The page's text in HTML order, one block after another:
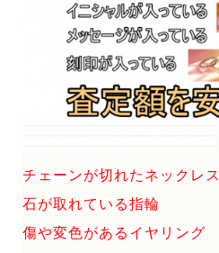
チェーンが切れたネックレス
石が取れている指輪
傷や変色があるイヤリング